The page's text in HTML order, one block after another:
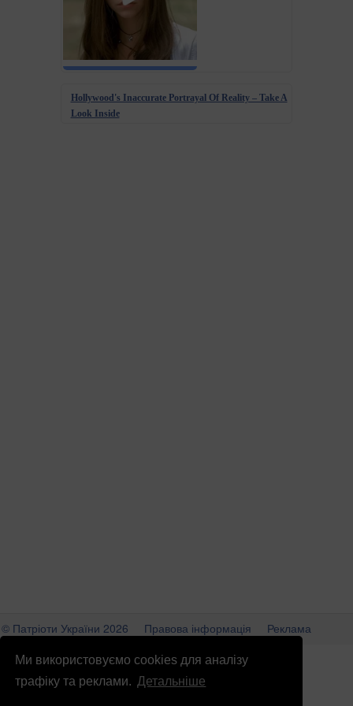
Ми використовуємо cookies для аналізу
трафіку та реклами. Детальніше
Hollywood's Inaccurate Portrayal Of Reality – Take A
Look Inside
© Патріоти України 2026 Правова інформація
Реклама
info@patrioty.org.ua